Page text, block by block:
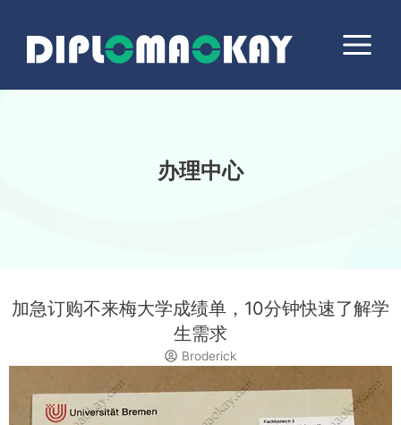
Menu
办理中心
加急订购不来梅大学成绩单，10分钟快速了解学
生需求
Broderick